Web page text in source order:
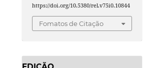
https://doi.org/10.5380/rel.v75i0.10844
Fomatos de Citação